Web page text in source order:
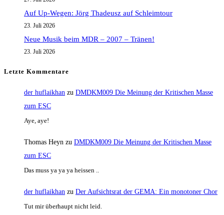
Auf Up-Wegen: Jörg Thadeusz auf Schleimtour
23. Juli 2026
Neue Musik beim MDR – 2007 – Tränen!
23. Juli 2026
Letzte Kommentare
der huflaikhan zu DMDKM009 Die Meinung der Kritischen Masse
zum ESC
Aye, aye!
Thomas Heyn zu DMDKM009 Die Meinung der Kritischen Masse
zum ESC
Das muss ya ya ya heissen ..
der huflaikhan zu Der Aufsichtsrat der GEMA: Ein monotoner Chor
Tut mir überhaupt nicht leid.